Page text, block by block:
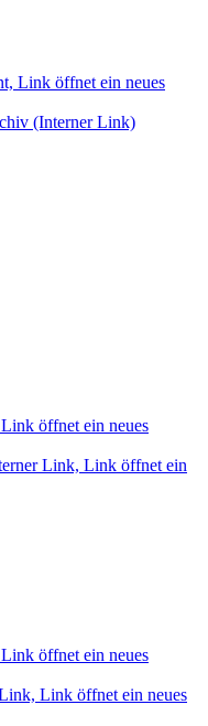
Link öffnet ein neues
(Interner Link)
öffnet ein neues
Link, Link öffnet ein
öffnet ein neues
Link öffnet ein neues